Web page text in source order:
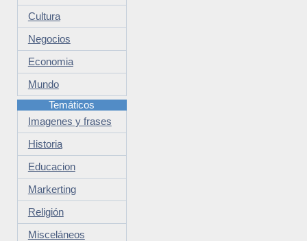
Cultura
Negocios
Economia
Mundo
Temáticos
Imagenes y frases
Historia
Educacion
Markerting
Religión
Misceláneos